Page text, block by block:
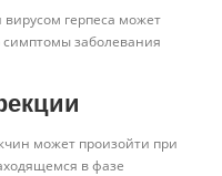
герпеса может
симптомы заболевания
может произойти при
в фазе